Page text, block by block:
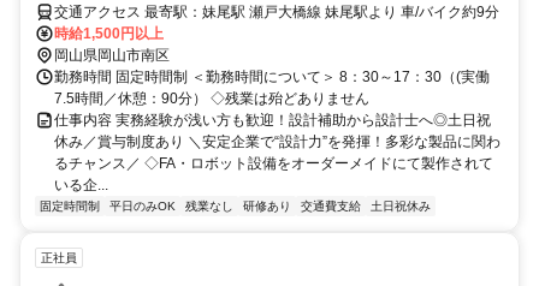
交通アクセス 最寄駅：妹尾駅 瀬戸大橋線 妹尾駅より 車/バイク約9分
時給1,500円以上
岡山県岡山市南区
勤務時間 固定時間制 ＜勤務時間について＞ 8：30～17：30（(実働
7.5時間／休憩：90分） ◇残業は殆どありません
仕事内容 実務経験が浅い方も歓迎！設計補助から設計士へ◎土日祝
休み／賞与制度あり ＼安定企業で“設計力”を発揮！多彩な製品に関わ
るチャンス／ ◇FA・ロボット設備をオーダーメイドにて製作されて
いる企...
固定時間制 平日のみOK 残業なし 研修あり 交通費支給 土日祝休み
正社員